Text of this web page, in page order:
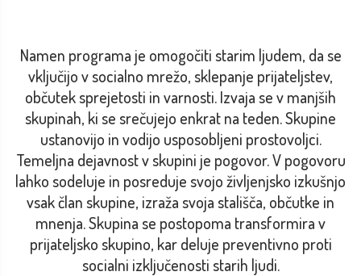
Namen programa je omogočiti starim ljudem, da se
vključijo v socialno mrežo, sklepanje prijateljstev,
občutek sprejetosti in varnosti. Izvaja se v manjših
skupinah, ki se srečujejo enkrat na teden. Skupine
ustanovijo in vodijo usposobljeni prostovoljci.
Temeljna dejavnost v skupini je pogovor. V pogovoru
lahko sodeluje in posreduje svojo življenjsko izkušnjo
vsak član skupine, izraža svoja stališča, občutke in
mnenja. Skupina se postopoma transformira v
prijateljsko skupino, kar deluje preventivno proti
socialni izključenosti starih ljudi.